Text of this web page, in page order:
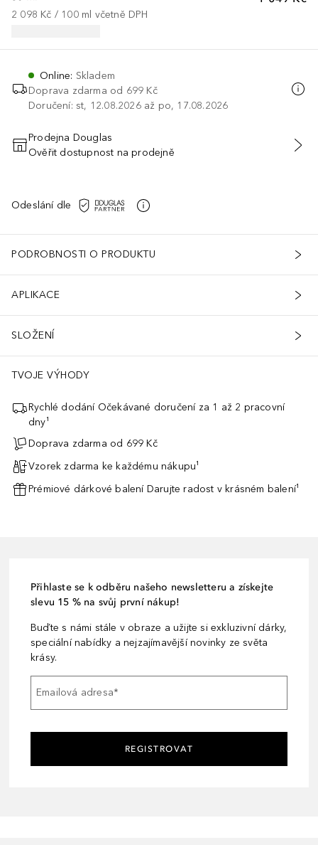
2 098 Kč / 100 ml včetně DPH
Online: Skladem
Doprava zdarma od 699 Kč
Doručení: st, 12.08.2026 až po, 17.08.2026
PŘIDAT DO KOŠÍKU
Prodejna Douglas
Ověřit dostupnost na prodejně
Odeslání dle
PODROBNOSTI O PRODUKTU
APLIKACE
SLOŽENÍ
TVOJE VÝHODY
Rychlé dodání Očekávané doručení za 1 až 2 pracovní
dny¹
Doprava zdarma od 699 Kč
Vzorek zdarma ke každému nákupu¹
Prémiové dárkové balení Darujte radost v krásném balení¹
Přihlaste se k odběru našeho newsletteru a získejte
slevu 15 % na svůj první nákup!
Buďte s námi stále v obraze a užijte si exkluzivní dárky,
speciální nabídky a nejzajímavější novinky ze světa
krásy.
Emailová adresa*
REGISTROVAT